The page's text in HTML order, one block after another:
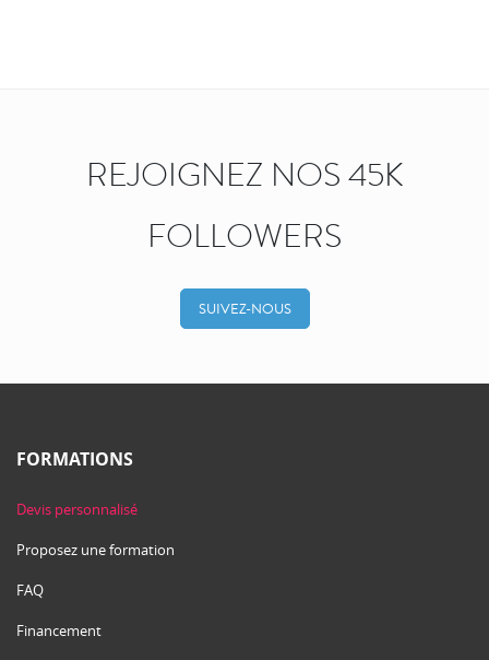
REJOIGNEZ NOS 45K
FOLLOWERS
SUIVEZ-NOUS
FORMATIONS
Devis personnalisé
Proposez une formation
FAQ
Financement